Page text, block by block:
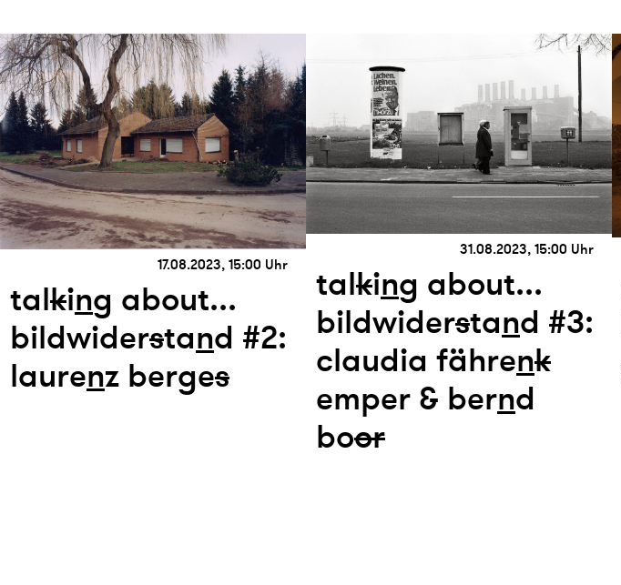
17.08.2023, 15:00 Uhr
talking about...
bildwiderstand #2:
laurenz berges
31.08.2023, 15:00 Uhr
talking about...
bildwiderstand #3:
claudia fährenk
emper & bernd
boor